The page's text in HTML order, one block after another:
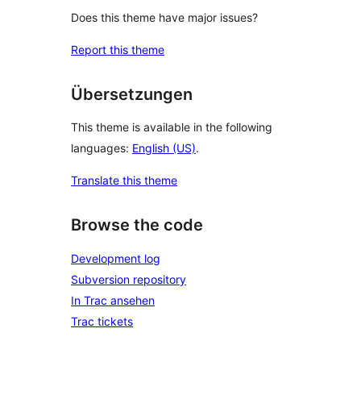
Does this theme have major issues?
Report this theme
Übersetzungen
This theme is available in the following
languages: English (US).
Translate this theme
Browse the code
Development log
Subversion repository
In Trac ansehen
Trac tickets